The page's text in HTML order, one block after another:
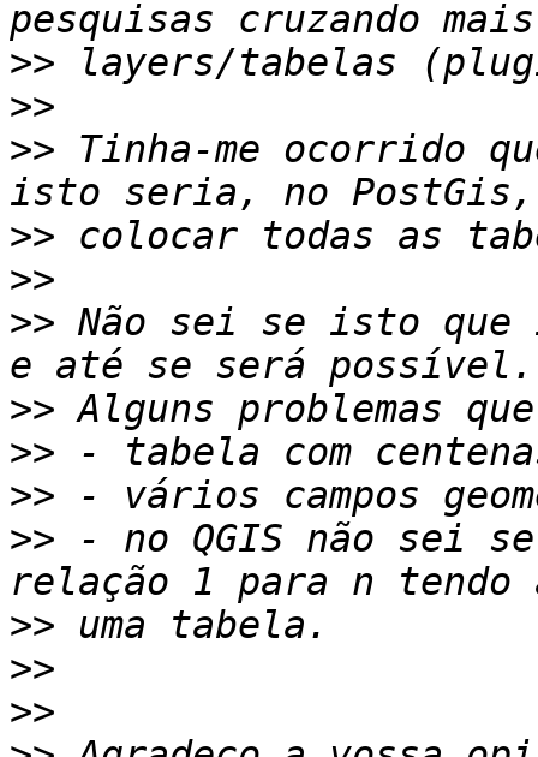
>>
>>
>> Tinha-me ocorrido
>>
>>
>> Não sei se isto que
>>
>>
>>
>> - no QGIS não sei
>>
>>
>>